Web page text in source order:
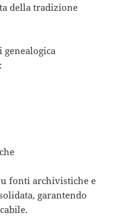
della tradizione
genealogica
fonti archivistiche e
garantendo